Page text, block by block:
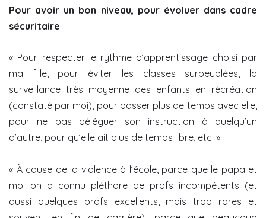
Pour avoir un bon niveau, pour évoluer dans cadre
sécuritaire
« Pour respecter le rythme d’apprentissage choisi par
ma fille, pour éviter les classes surpeuplées, la
surveillance très moyenne des enfants en récréation
(constaté par moi), pour passer plus de temps avec elle,
pour ne pas déléguer son instruction à quelqu’un
d’autre, pour qu’elle ait plus de temps libre, etc. »
« À cause de la violence à l’école, parce que le papa et
moi on a connu pléthore de profs incompétents (et
aussi quelques profs excellents, mais trop rares et